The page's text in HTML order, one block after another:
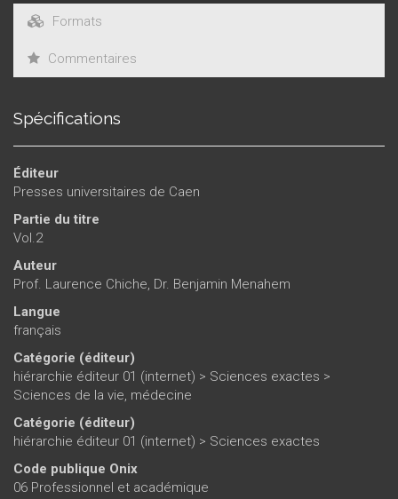
Formats
Commentaires
Spécifications
Éditeur
Presses universitaires de Caen
Partie du titre
Vol.2
Auteur
Prof. Laurence Chiche Dr. Benjamin Menahem
Langue
français
Catégorie (éditeur)
hiérarchie éditeur 01 (internet) > Sciences exactes >
Sciences de la vie, médecine
Catégorie (éditeur)
hiérarchie éditeur 01 (internet) > Sciences exactes
Code publique Onix
06 Professionnel et académique